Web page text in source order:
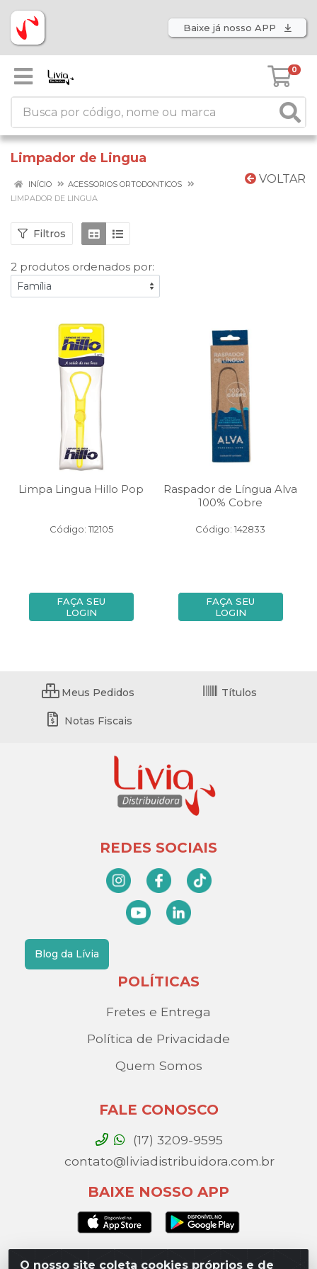
Baixe já nosso APP
0
Limpador de Lingua
VOLTAR
INÍCIO
ACESSORIOS ORTODONTICOS
LIMPADOR DE LINGUA
Filtros
2 produtos ordenados por:
Limpa Lingua Hillo Pop
Código: 112105
FAÇA SEU
LOGIN
Raspador de Língua Alva
100% Cobre
Código: 142833
FAÇA SEU
LOGIN
O nosso site coleta cookies próprios e de
Meus Pedidos Títulos
Notas Fiscais
REDES SOCIAIS
Blog da Lívia
POLÍTICAS
Fretes e Entrega
Política de Privacidade
Quem Somos
FALE CONOSCO
(17) 3209-9595
contato@liviadistribuidora.com.br
BAIXE NOSSO APP